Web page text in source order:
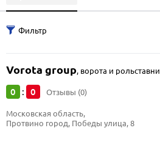
Vorota group, ворота и рольставни
0 : 0 Отзывы (0)
Московская область,
Протвино город, Победы улица, 8